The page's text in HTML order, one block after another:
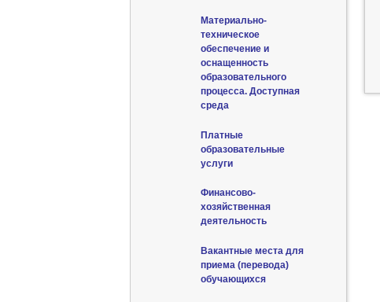
Материально-
техническое
обеспечение и
оснащенность
образовательного
процесса. Доступная
среда
Платные
образовательные
услуги
Финансово-
хозяйственная
деятельность
Вакантные места для
приема (перевода)
обучающихся